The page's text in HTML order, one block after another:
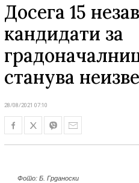
Досега 15
кандидати за
станува
28/08/2021 07:10
Фото: Б. Грданоски